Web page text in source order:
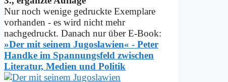
Nur noch wenige gedruckte Exemplare
vorhanden - es wird nicht mehr
nachgedruckt. Danach nur über E-Book:
»Der mit seinem Jugoslawien« - Peter
Handke im Spannungs­feld zwischen
Literatur, Medien und Politik